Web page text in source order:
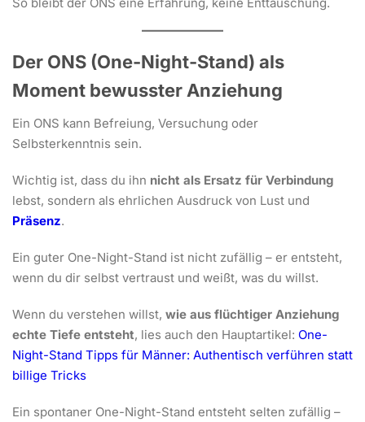
Der ONS (One-Night-Stand) als
Moment bewusster Anziehung
Ein ONS kann Befreiung, Versuchung oder
Selbsterkenntnis sein.
Wichtig ist, dass du ihn nicht als Ersatz für Verbindung
lebst, sondern als ehrlichen Ausdruck von Lust und
Präsenz.
Ein guter One-Night-Stand ist nicht zufällig – er entsteht,
wenn du dir selbst vertraust und weißt, was du willst.
Wenn du verstehen willst, wie aus flüchtiger Anziehung
echte Tiefe entsteht, lies auch den Hauptartikel: One-
Night-Stand Tipps für Männer: Authentisch verführen statt
billige Tricks
Ein spontaner One-Night-Stand entsteht selten zufällig –